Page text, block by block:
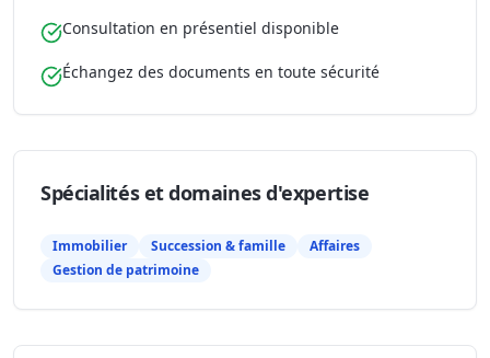
Consultation en présentiel disponible
Échangez des documents en toute sécurité
Spécialités et domaines d'expertise
Immobilier Succession & famille
Affaires
Gestion de patrimoine